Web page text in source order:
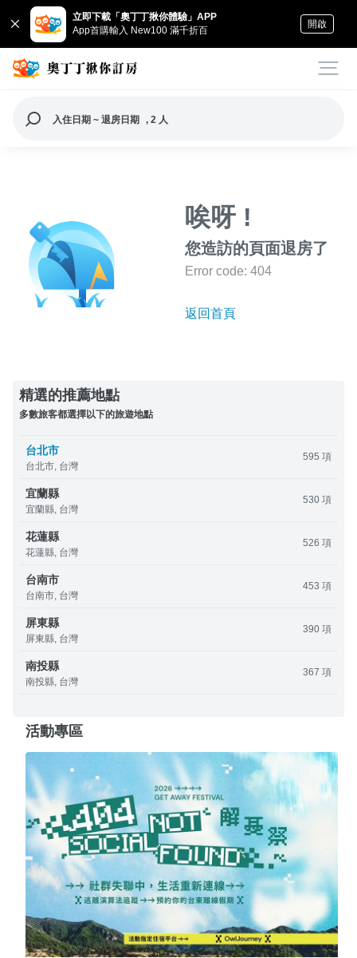
立即下載「奧丁丁揪你體驗」APP
App首購輸入 New100 滿千折百
開啟
入住日期 ~ 退房日期 , 2 人
唉呀 !
您造訪的頁面退房了
Error code: 404
返回首頁
精選的推薦地點
多數旅客都選擇以下的旅遊地點
台北市
台北市, 台灣
595 項
宜蘭縣
宜蘭縣, 台灣
530 項
花蓮縣
花蓮縣, 台灣
526 項
台南市
台南市, 台灣
453 項
屏東縣
屏東縣, 台灣
390 項
南投縣
南投縣, 台灣
367 項
活動專區